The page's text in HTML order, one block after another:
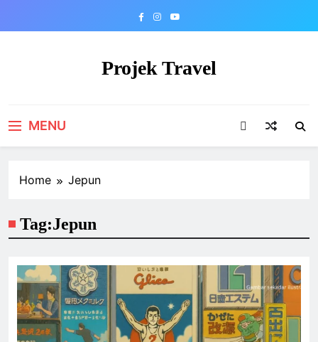
Projek Travel
MENU
Home Jepun
Tag:Jepun